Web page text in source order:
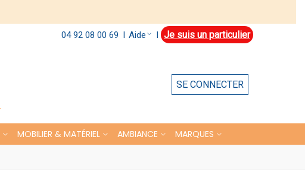
04 92 08 00 69 l Aide l Je suis un particulier
SE CONNECTER
MOBILIER & MATÉRIEL AMBIANCE MARQUES